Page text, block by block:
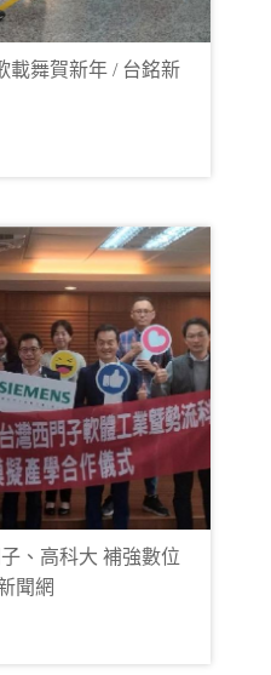
載舞賀新年 / 台銘新
、高科大 補強數位
聞網